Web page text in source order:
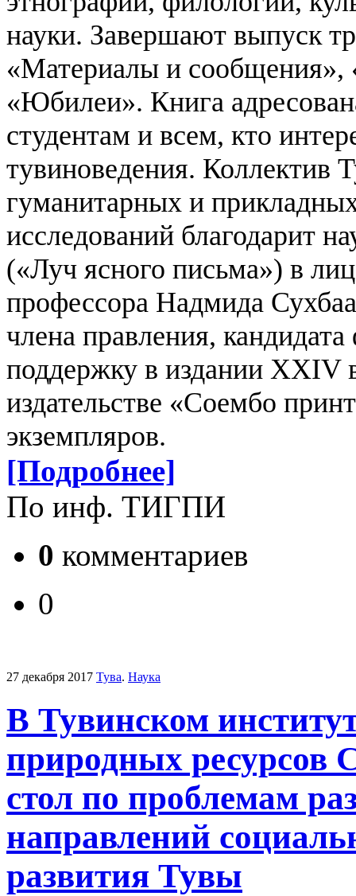
науки. Завершают выпуск
«Материалы и сообщения»,
«Юбилеи». Книга
студентам и всем, кто
тувиноведения. Коллектив
гуманитарных и
исследований благодарит
(«Луч ясного письма») в
профессора Надмида
члена правления,
поддержку в издании XXIV
издательстве «Соембо
экземпляров.
[Подробнее]
По инф. ТИГПИ
0 комментариев
0
27 декабря 2017 Тува. Наука
В Тувинском
природных
стол по проблемам
направлений
развития Тувы